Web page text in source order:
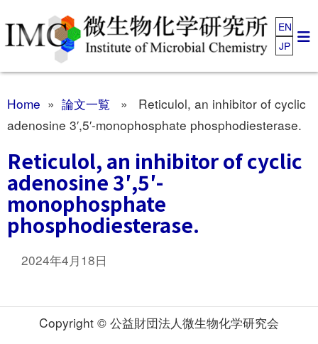
EN
JP
Home » 論文一覧 » Reticulol, an inhibitor of cyclic
adenosine 3′,5′-monophosphate phosphodiesterase.
Reticulol, an inhibitor of cyclic
adenosine 3′,5′-
monophosphate
phosphodiesterase.
2024年4月18日
Copyright © 公益財団法人微生物化学研究会